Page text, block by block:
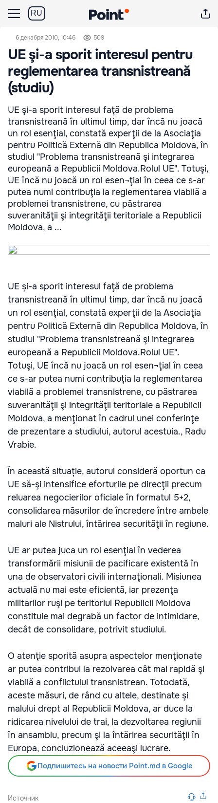
RU
6 декабря 2010, 10:46 509
UE şi-a sporit interesul pentru
reglementarea transnistreană
(studiu)
UE şi-a sporit interesul faţă de problema
transnistreană în ultimul timp, dar încă nu joacă
un rol esenţial, constată experţii de la Asociaţia
pentru Politică Externă din Republica Moldova, în
studiul "Problema transnistreană şi integrarea
europeană a Republicii Moldova.Rolul UE". Totuşi,
UE încă nu joacă un rol esen¬ţial în ceea ce s-ar
putea numi contribuţia la reglementarea viabilă a
problemei transnistrene, cu păstrarea
suveranităţii şi integrităţii teritoriale a Republicii
Moldova, a ...
UE şi-a sporit interesul faţă de problema
transnistreană în ultimul timp, dar încă nu joacă
un rol esenţial, constată experţii de la Asociaţia
pentru Politică Externă din Republica Moldova, în
studiul "Problema transnistreană şi integrarea
europeană a Republicii Moldova.Rolul UE".
Totuşi, UE încă nu joacă un rol esen¬ţial în ceea
ce s-ar putea numi contribuţia la reglementarea
viabilă a problemei transnistrene, cu păstrarea
suveranităţii şi integrităţii teritoriale a Republicii
Moldova, a menţionat în cadrul unei conferinţe
de prezentare a studiului, autorul acestuia., Radu
Vrabie.
În această situație, autorul consideră oportun ca
UE să-şi intensifice eforturile pe direcţii precum
reluarea negocierilor oficiale în formatul 5+2,
consolidarea măsurilor de încredere între ambele
maluri ale Nistrului, întărirea securităţii în regiune.
UE ar putea juca un rol esenţial în vederea
transformării misiunii de pacificare existentă în
una de observatori civili internaţionali. Misiunea
actuală nu mai este eficientă, iar prezenţa
militarilor ruşi pe teritoriul Republicii Moldova
constituie mai degrabă un factor de intimidare,
decât de consolidare, potrivit studiului.
O atenţie sporită asupra aspectelor menţionate
ar putea contribui la rezolvarea cât mai rapidă şi
viabilă a conflictului transnistrean. Totodată,
aceste măsuri, de rând cu altele, destinate şi
malului drept al Republicii Moldova, ar duce la
ridicarea nivelului de trai, la dezvoltarea regiunii
în ansamblu, precum şi la întărirea securităţii în
Europa, concluzionează aceeaşi lucrare.
Подпишитесь на новости Point.md в Google
Источник